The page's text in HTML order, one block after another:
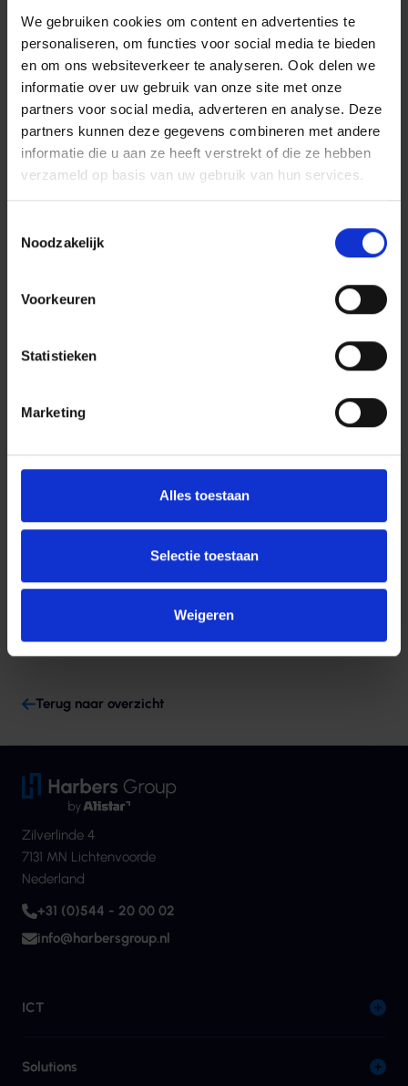
We gebruiken cookies om content en advertenties te
personaliseren, om functies voor social media te bieden
en om ons websiteverkeer te analyseren. Ook delen we
informatie over uw gebruik van onze site met onze
partners voor social media, adverteren en analyse. Deze
partners kunnen deze gegevens combineren met andere
informatie die u aan ze heeft verstrekt of die ze hebben
verzameld op basis van uw gebruik van hun services.
Noodzakelijk
Voorkeuren
Statistieken
Marketing
Alles toestaan
Selectie toestaan
Weigeren
Signet Breedband
Regionale partner voor snelle, stabiele glasvezelverbindingen
het MKB.
Aangesloten bij ICTWaarborg: hét keurmerk voor
klanten op het gebied van service en continuïteit.
Terug naar overzicht
Zilverlinde 4
7131 MN Lichtenvoorde
Nederland
+31 (0)544 - 20 00 02
info@harbersgroup.nl
ICT
Solutions